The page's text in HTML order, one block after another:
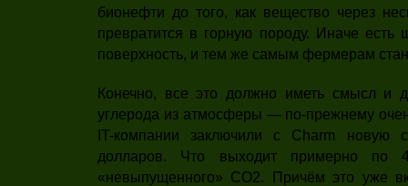
бионефти до того, как вещество через
превратится в горную породу. Иначе
поверхность, и тем же самым фермерам
Конечно, все это должно иметь смысл и
углерода из атмосферы — по-прежнему
IT-компании заключили с Charm новую
долларов. Что выходит примерно по
«невыпущенного» CO2. Причём это уже